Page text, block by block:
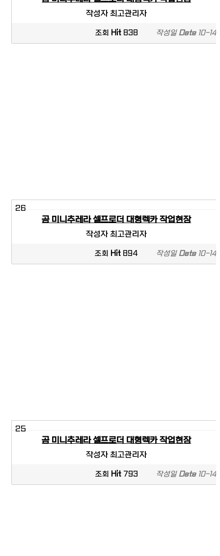
작성자최고관리자
조회 Hit838 작성일Date10-14
26
곰 미니추레라 셀프로더 대형렉카 작업현장
작성자최고관리자
조회 Hit 894 작성일Date10-14
25
곰 미니추레라 셀프로더 대형렉카 작업현장
작성자최고관리자
조회 Hit793 작성일Date10-14